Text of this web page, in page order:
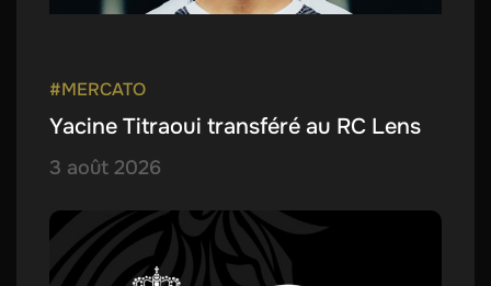
#MERCATO
Yacine Titraoui transféré au RC Lens
3 août 2026